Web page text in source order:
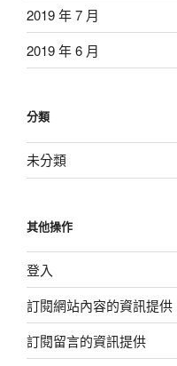
2019 年 7 月
2019 年 6 月
分類
未分類
其他操作
登入
訂閱網站內容的資訊提供
訂閱留言的資訊提供